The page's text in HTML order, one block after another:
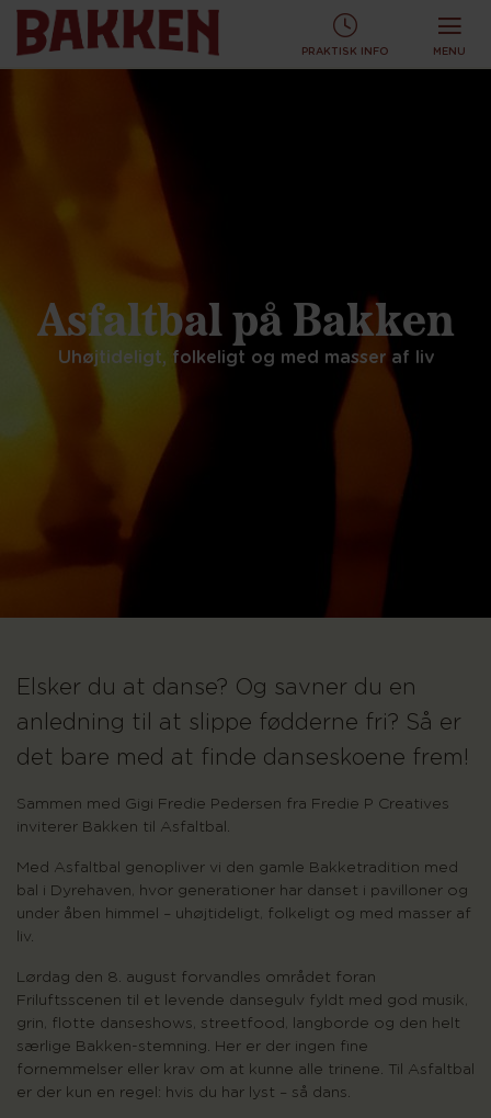
Asfaltbal på Bakken
Uhøjtideligt, folkeligt og med masser af liv
Elsker du at danse? Og savner du en
anledning til at slippe fødderne fri? Så er
det bare med at finde danseskoene frem!
Sammen med Gigi Fredie Pedersen fra Fredie P Creatives
inviterer Bakken til Asfaltbal.
Med Asfaltbal genopliver vi den gamle Bakketradition med
bal i Dyrehaven, hvor generationer har danset i pavilloner og
under åben himmel – uhøjtideligt, folkeligt og med masser af
liv.
Lørdag den 8. august forvandles området foran
Friluftsscenen til et levende dansegulv fyldt med god musik,
grin, flotte danseshows, streetfood, langborde og den helt
særlige Bakken-stemning. Her er der ingen fine
fornemmelser eller krav om at kunne alle trinene. Til Asfaltbal
er der kun en regel: hvis du har lyst – så dans.
PRAKTISK INFO MENU
KØB TURBÅND ONLINE OG SPAR! KØB ONLINE